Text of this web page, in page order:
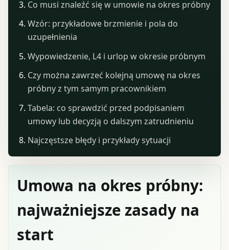
Umowa na okres próbny:
najważniejsze zasady na
start
Co musi znaleźć się w umowie na okres próbny
Wzór: przykładowe brzmienie i pola do
uzupełnienia
Wypowiedzenie, L4 i urlop w okresie próbnym
Czy można zawrzeć kolejną umowę na okres
próbny z tym samym pracownikiem
Tabela: co sprawdzić przed podpisaniem
umowy lub decyzją o dalszym zatrudnieniu
Najczęstsze błędy i przykłady sytuacji